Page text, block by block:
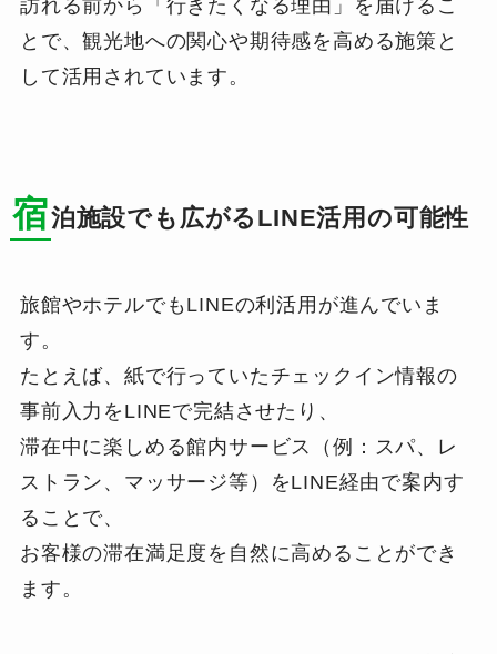
訪れる前から「行きたくなる理由」を届けるこ
とで、観光地への関心や期待感を高める施策と
して活用されています。
宿泊施設でも広がるLINE活用の可能性
旅館やホテルでもLINEの利活用が進んでいま
す。
たとえば、紙で行っていたチェックイン情報の
事前入力をLINEで完結させたり、
滞在中に楽しめる館内サービス（例：スパ、レ
ストラン、マッサージ等）をLINE経由で案内す
ることで、
お客様の滞在満足度を自然に高めることができ
ます。